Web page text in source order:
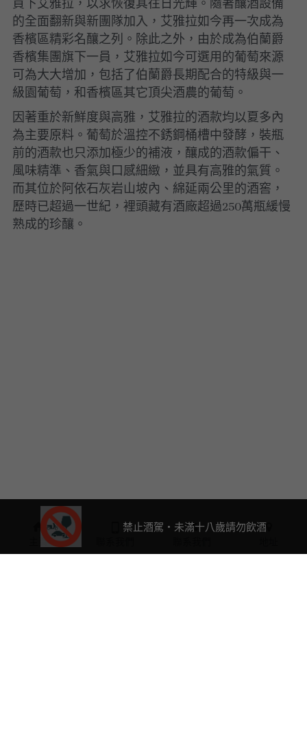
買下艾雅拉，以求恢復其往日光輝。隨著釀酒設備
的全面翻新與新團隊加入，艾雅拉如今再一次成為
香檳區精彩名釀之列。除此之外，由於成為伯蘭爵
香檳集團旗下一員，艾雅拉如今可選用的葡萄來源
可為大大增加，包括了伯蘭爵長期配合的特級與一
級園葡萄，和香檳區其它頂尖酒農的葡萄。
因著重於新鮮度與高雅，艾雅拉的酒款均以夏多內
為主要原料。葡萄於溫控不銹鋼桶槽中發酵，裝瓶
前的酒款也只添加極少的補液，釀成的酒款偏干、
風味精準、香氣與口感細緻，並具有高雅的氣質。
而其位於阿依石灰岩山坡內、綿延兩公里的酒窖，
歷時已超過一世紀，裡頭藏有酒廠超過250萬瓶緩慢
熟成的珍釀。
主頁
禁止酒駕・未滿十八歲請勿飲酒